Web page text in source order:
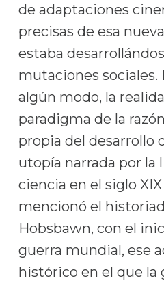
de adaptaciones
precisas de esa
estaba
mutaciones sociales.
algún modo, la
paradigma de la
propia del desarrollo
utopía narrada por la
ciencia en el siglo
mencionó el
Hobsbawn, con el
guerra mundial, ese
histórico en el que la